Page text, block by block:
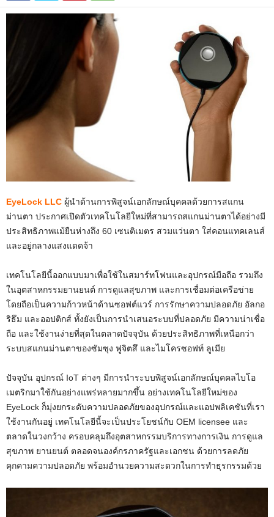
EyeLock LLC ผู้นำด้านการพิสูจน์เอกลักษณ์บุคคลด้วยการสแกน
ม่านตา ประกาศเปิดตัวเทคโนโลยีใหม่ที่สามารถสแกนม่านตาได้อย่างมี
ประสิทธิภาพแม้ยืนห่างถึง 60 เซนติเมตร สวมแว่นตา ใส่คอนแทคเลนส์
และอยู่กลางแสงแดดจ้า
เทคโนโลยีนี้ออกแบบมาเพื่อใช้ในสมาร์ทโฟนและอุปกรณ์มือถือ รวมถึง
ในอุตสาหกรรมยานยนต์ การดูแลสุขภาพ และการเชื่อมต่อเครือข่าย
โดยถือเป็นความก้าวหน้าด้านซอฟต์แวร์ การรักษาความปลอดภัย อัลกอ
ริธึม และออปติกส์ ทั้งยังเป็นการนำเสนอระบบที่ปลอดภัย มีความน่าเชื่อ
ถือ และใช้งานง่ายที่สุดในตลาดปัจจุบัน ด้วยประสิทธิภาพที่เหนือกว่า
ระบบสแกนม่านตาของซัมซุง ฟูจิตสึ และไมโครซอฟท์ ลูเมีย
ปัจจุบัน อุปกรณ์ IoT ต่างๆ มีการนำระบบพิสูจน์เอกลักษณ์บุคคลไบโอ
เมตริกมาใช้กันอย่างแพร่หลายมากขึ้น อย่างเทคโนโลยีใหม่ของ
EyeLock ก็มุ่งยกระดับความปลอดภัยของอุปกรณ์และแอปพลิเคชันที่เรา
ใช้งานกันอยู่ เทคโนโลยีนี้จะเป็นประโยชน์กับ OEM licensee และ
ตลาดในวงกว้าง ครอบคลุมถึงอุตสาหกรรมบริการทางการเงิน การดูแล
สุขภาพ ยานยนต์ ตลอดจนองค์กรภาครัฐและเอกชน ด้วยการลดภัย
คุกคามความปลอดภัย พร้อมอำนวยความสะดวกในการทำธุรกรรมด้วย